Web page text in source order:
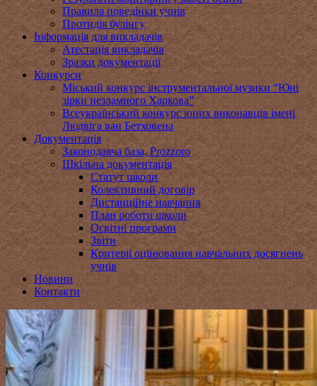
Правила поведінки учнів
Протидія булінгу
Інформація для викладачів
Атестація викладачів
Зразки документації
Конкурси
Міський конкурс інструментальної музики “Юні
зірки незламного Харкова”
Всеукраїнський конкурс юних виконавців імені
Людвіга ван Бетховена
Документація
Законодавча база, Prozzoro
Шкільна документація
Статут школи
Колективний договір
Дистанційне навчання
План роботи школи
Освітні програми
Звіти
Критерії оцінювання навчальних досягнень
учнів
Новини
Контакти